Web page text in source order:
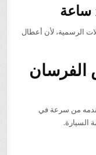
الرسمية، لأن أعطال
الفرسان
من سرعة في
السيارة.